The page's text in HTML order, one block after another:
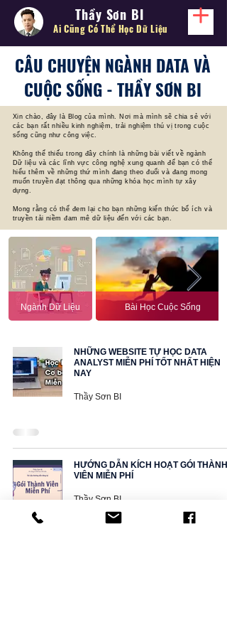
Thầy Sơn BI
Ai Cũng Có Thể Học Dữ Liệu
CÂU CHUYỆN NGÀNH DATA VÀ
CUỘC SỐNG - THẦY SƠN BI
Xin chào, đây là Blog của mình. Nơi mà mình sẽ chia sẻ với
các bạn rất nhiều kinh nghiệm, trải nghiệm thú vị trong cuộc
sống cũng như công việc.
Không thể thiếu trong đây chính là những bài viết về ngành
Dữ liệu và các lĩnh vực công nghệ xung quanh để bạn có thể
hiểu thêm về những thứ mình đang theo đuổi và đang mong
muốn truyền đạt thông qua những khóa học mình tự xây
dựng.
Mong rằng có thể đem lại cho bạn những kiến thức bổ ích và
truyền tải niềm đam mê dữ liệu đến với các bạn.
Ngành Dữ Liệu Bài Học Cuộc Sống
NHỮNG WEBSITE TỰ HỌC DATA
ANALYST MIỄN PHÍ TỐT NHẤT HIỆN
NAY
Thầy Sơn BI
HƯỚNG DẪN KÍCH HOẠT GÓI THÀNH
VIÊN MIỄN PHÍ
Thầy Sơn BI